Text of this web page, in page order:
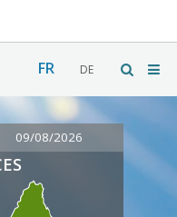
FR DE
09/08/2026